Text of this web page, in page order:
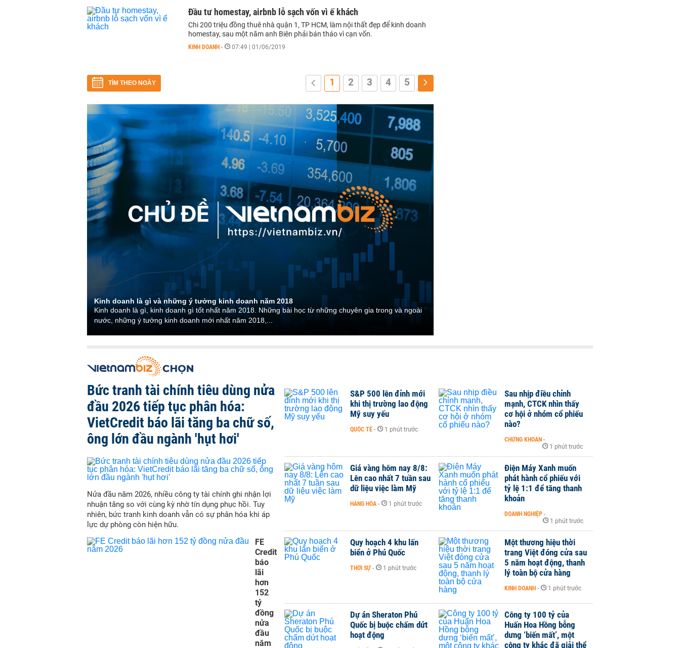
Đầu tư homestay, airbnb lỗ sạch vốn vì ế khách
Chi 200 triệu đồng thuê nhà quận 1, TP HCM, làm nội thất đẹp để kinh doanh
homestay, sau một năm anh Biên phải bán tháo vì cạn vốn.
KINH DOANH - 07:49 | 01/06/2019
TÌM THEO NGÀY 1 2 3 4 5
Kinh doanh là gì và những ý tưởng kinh doanh năm 2018
Kinh doanh là gì, kinh doanh gì tốt nhất năm 2018. Những bài học từ những chuyên gia trong và ngoài
nước, những ý tưởng kinh doanh mới nhất năm 2018,...
Bức tranh tài chính tiêu dùng nửa
đầu 2026 tiếp tục phân hóa:
VietCredit báo lãi tăng ba chữ số,
ông lớn đầu ngành 'hụt hơi'
Nửa đầu năm 2026, nhiều công ty tài chính ghi nhận lợi
nhuận tăng so với cùng kỳ nhờ tín dụng phục hồi. Tuy
nhiên, bức tranh kinh doanh vẫn có sự phân hóa khi áp
lực dự phòng còn hiện hữu.
FE
Credit
báo
lãi
hơn
152
tỷ
đồng
nửa
đầu
năm
S&P 500 lên đỉnh mới
khi thị trường lao động
Mỹ suy yếu
QUỐC TẾ - 1 phút trước
Sau nhịp điều chỉnh
mạnh, CTCK nhìn thấy
cơ hội ở nhóm cổ phiếu
nào?
CHỨNG KHOÁN -
1 phút trước
Giá vàng hôm nay 8/8:
Lên cao nhất 7 tuần sau
dữ liệu việc làm Mỹ
HÀNG HÓA - 1 phút trước
Điện Máy Xanh muốn
phát hành cổ phiếu với
tỷ lệ 1:1 để tăng thanh
khoản
DOANH NGHIỆP -
1 phút trước
Quy hoạch 4 khu lấn
biển ở Phú Quốc
THỜI SỰ - 1 phút trước
Một thương hiệu thời
trang Việt đóng cửa sau
5 năm hoạt động, thanh
lý toàn bộ cửa hàng
KINH DOANH - 1 phút trước
Dự án Sheraton Phú
Quốc bị buộc chấm dứt
hoạt động
Công ty 100 tỷ của
Huấn Hoa Hồng bỗng
dưng ‘biến mất’, một
công ty khác đã giải thể